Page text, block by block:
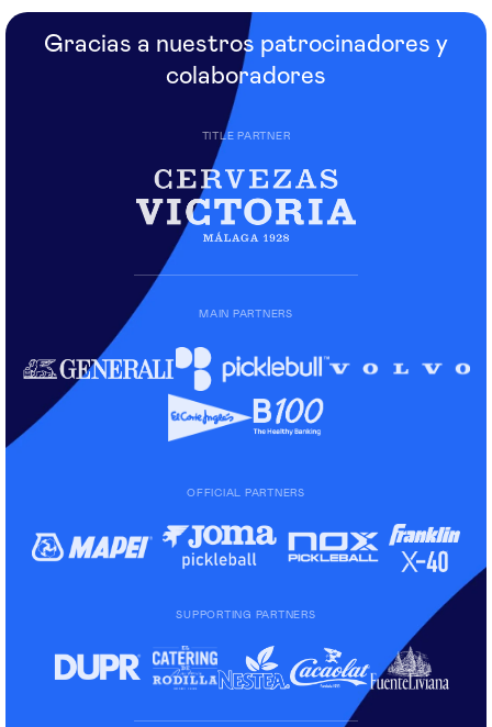
Gracias a nuestros patrocinadores y
colaboradores
TITLE PARTNER
MAIN PARTNERS
OFFICIAL PARTNERS
SUPPORTING PARTNERS